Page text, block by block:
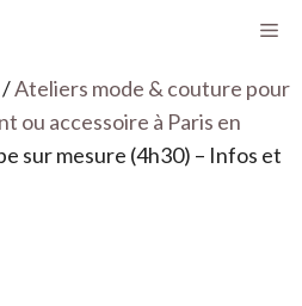
/Ateliers mode & couture pour
ou accessoire à Paris en
sur mesure (4h30) – Infos et